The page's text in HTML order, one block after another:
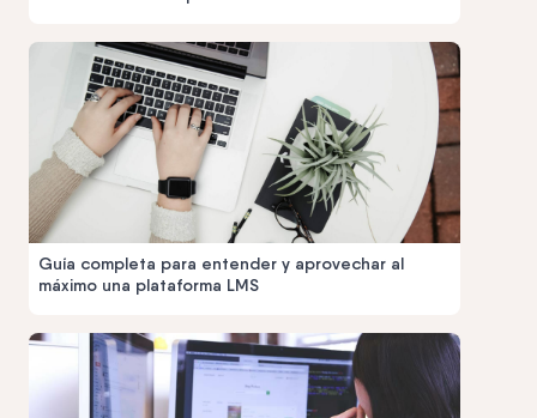
Guía completa para entender y aprovechar al
máximo una plataforma LMS